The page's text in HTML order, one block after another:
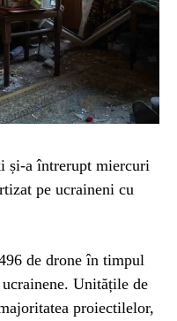
și-a întrerupt miercuri
pe ucraineni cu
de drone în timpul
Unitățile de
proiectilelor,